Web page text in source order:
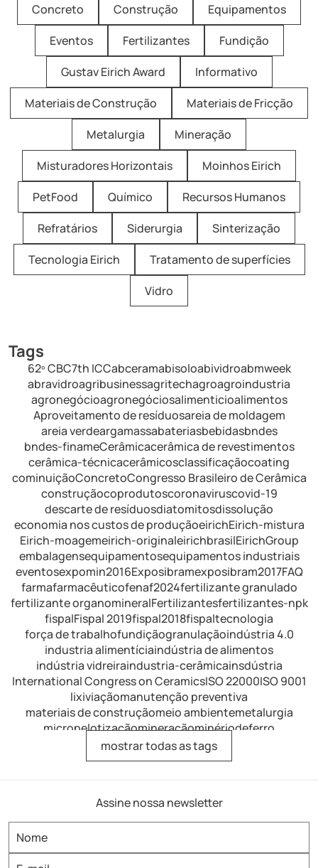
Concreto
Construção
Equipamentos
Eventos
Fertilizantes
Fundição
Gustav Eirich Award
Informativo
Materiais de Construção
Materiais de Fricção
Metalurgia
Mineração
Misturadores Horizontais
Moinhos Eirich
PetFood
Químico
Recursos Humanos
Refratários
Siderurgia
Sinterização
Tecnologia Eirich
Tratamento de superfícies
Vidro
Tags
62º CBC7th ICCabceramabisoloabividroabmweek
abravidroagribusinessagritechagroagroindustria
agronegócioagronegóciosalimenticioalimentos
Aproveitamento de resíduosareia de moldagem
areia verdeargamassabateriasbebidasbndes
bndes-finameCerâmicacerâmica de revestimentos
cerâmica-técnicacerâmicosclassificaçãocoating
cominuiçãoConcretoCongresso Brasileiro de Cerâmica
construçãocoprodutoscoronaviruscovid-19
descarte de resíduosdiatomitosdissolução
economia nos custos de produçãoeirichEirich-mistura
Eirich-moagemeirich-originaleirichbrasilEirichGroup
embalagensequipamentosequipamentos industriais
eventosexpomin2016Exposibramexposibram2017FAQ
farmafarmacêuticofenaf2024fertilizante granulado
fertilizante organomineralFertilizantesfertilizantes-npk
fispalFispal 2019fispal2018fispaltecnologia
força de trabalhofundiçãogranulaçãoindústria 4.0
industria alimentíciaindústria de alimentos
indústria vidreiraindustria-cerâmicainsdústria
International Congress on CeramicsISO 22000ISO 9001
lixiviaçãomanutenção preventiva
materiais de construçãomeio ambientemetalurgia
micropelotizaçãomineraçãominériodeferro
minérios de ferromisturamistura de fertilizantes
mistura intensivamistura-industrialmisturador
misturador para argamassamisturador para fertilizantes
misturador para refratáriosmisturador-eirich
misturador-industrial
misturadorasmisturadoresmisturadores industriais
mostrar todas as tags
Assine nossa newsletter